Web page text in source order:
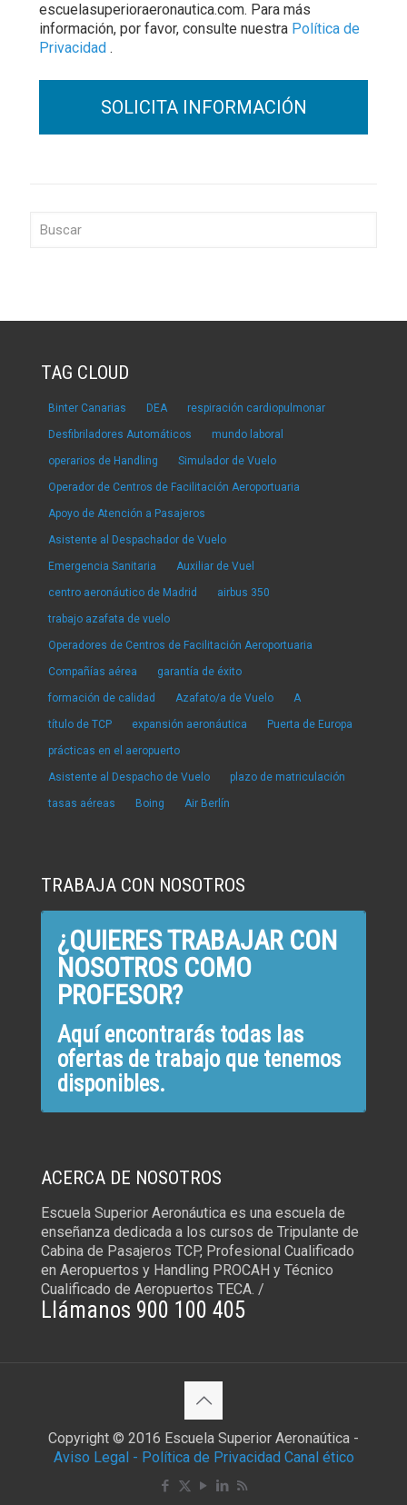
escuelasuperioraeronautica.com. Para más
información, por favor, consulte nuestra Política de
Privacidad .
TAG CLOUD
Binter Canarias DEA respiración cardiopulmonar
Desfibriladores Automáticos mundo laboral
operarios de Handling Simulador de Vuelo
Operador de Centros de Facilitación Aeroportuaria
Apoyo de Atención a Pasajeros
Asistente al Despachador de Vuelo
Emergencia Sanitaria Auxiliar de Vuel
centro aeronáutico de Madrid airbus 350
trabajo azafata de vuelo
Operadores de Centros de Facilitación Aeroportuaria
Compañías aérea garantía de éxito
formación de calidad Azafato/a de Vuelo A
título de TCP expansión aeronáutica Puerta de Europa
prácticas en el aeropuerto
Asistente al Despacho de Vuelo plazo de matriculación
tasas aéreas Boing Air Berlín
TRABAJA CON NOSOTROS
¿QUIERES TRABAJAR CON
NOSOTROS COMO
PROFESOR?
Aquí encontrarás todas las
ofertas de trabajo que tenemos
disponibles.
ACERCA DE NOSOTROS
Escuela Superior Aeronáutica es una escuela de
enseñanza dedicada a los cursos de Tripulante de
Cabina de Pasajeros TCP, Profesional Cualificado
en Aeropuertos y Handling PROCAH y Técnico
Cualificado de Aeropuertos TECA. /
Llámanos 900 100 405
Copyright © 2016 Escuela Superior Aeronaútica -
Aviso Legal - Política de Privacidad Canal ético